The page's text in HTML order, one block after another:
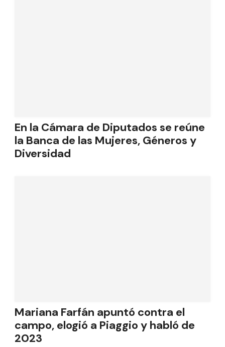
En la Cámara de Diputados se reúne
la Banca de las Mujeres, Géneros y
Diversidad
Mariana Farfán apuntó contra el
campo, elogió a Piaggio y habló de
2023